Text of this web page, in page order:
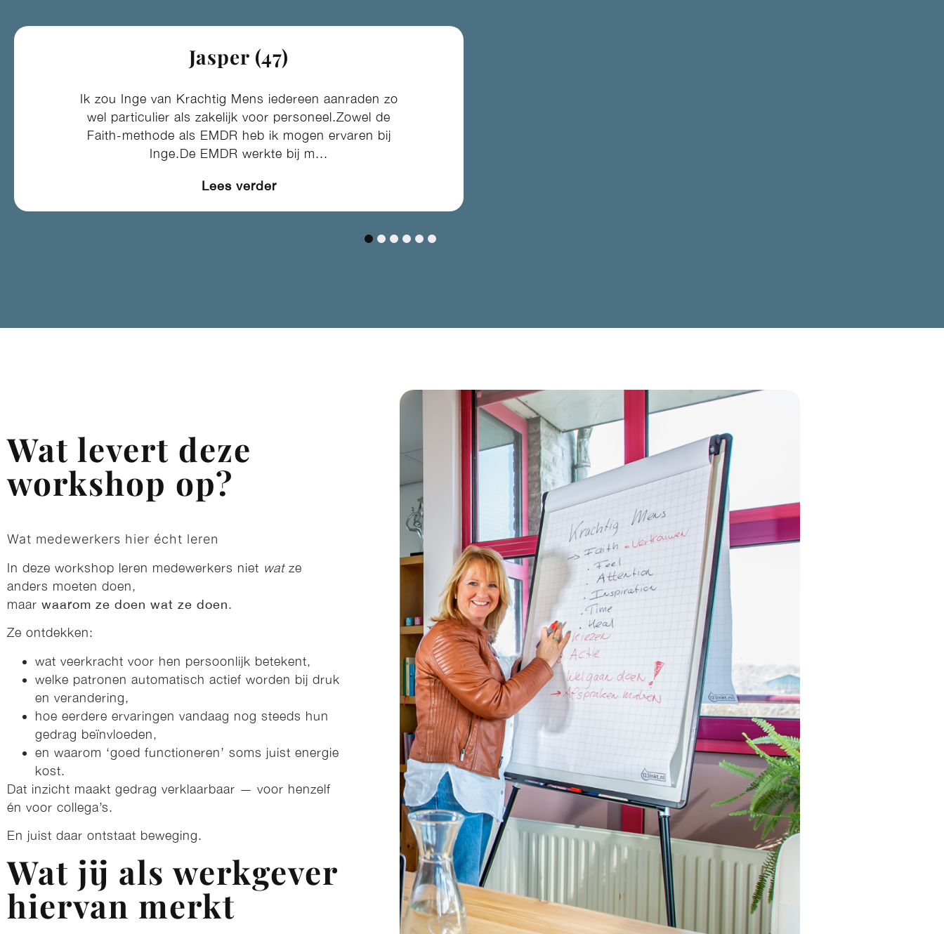
Jasper (47)
Ik zou Inge van Krachtig Mens iedereen aanraden zo
wel particulier als zakelijk voor personeel.Zowel de
Faith-methode als EMDR heb ik mogen ervaren bij
Inge.De EMDR werkte bij m...
Lees verder​
4 5 6
Wat levert deze
workshop op?
Wat medewerkers hier écht leren
In deze workshop leren medewerkers niet watze
anders moeten doen,
maar waarom ze doen wat ze doen.
Ze ontdekken:
wat veerkracht voor hen persoonlijk betekent,
welke patronen automatisch actief worden bij druk
en verandering,
hoe eerdere ervaringen vandaag nog steeds hun
gedrag beïnvloeden,
en waarom ‘goed functioneren’ soms juist energie
kost.
Dat inzicht maakt gedrag verklaarbaar — voor henzelf
én voor collega’s.
En juist daar ontstaat beweging.
Wat jij als werkgever
hiervan merkt